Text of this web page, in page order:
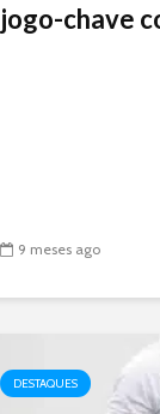
jogo-chave
9 meses ago
DESTAQUES